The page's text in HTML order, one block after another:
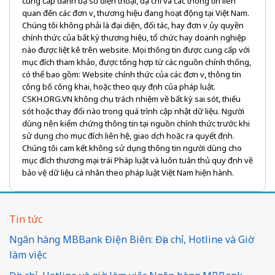
quan đến các đơn vị, thương hiệu đang hoạt động tại Việt Nam.
Chúng tôi không phải là đại diện, đối tác, hay đơn vị ủy quyền
chính thức của bất kỳ thương hiệu, tổ chức hay doanh nghiệp
nào được liệt kê trên website. Mọi thông tin được cung cấp với
mục đích tham khảo, được tổng hợp từ các nguồn chính thống,
có thể bao gồm: Website chính thức của các đơn vị, thông tin
công bố công khai, hoặc theo quy định của pháp luật.
CSKH.ORG.VN không chịu trách nhiệm về bất kỳ sai sót, thiếu
sót hoặc thay đổi nào trong quá trình cập nhật dữ liệu. Người
dùng nên kiểm chứng thông tin tại nguồn chính thức trước khi
sử dụng cho mục đích liên hệ, giao dịch hoặc ra quyết định.
Chúng tôi cam kết không sử dụng thông tin người dùng cho
mục đích thương mại trái Pháp luật và luôn tuân thủ quy định về
bảo vệ dữ liệu cá nhân theo pháp luật Việt Nam hiện hành.
Tin tức
Ngân hàng MBBank Điện Biên: Địa chỉ, Hotline và Giờ
làm việc